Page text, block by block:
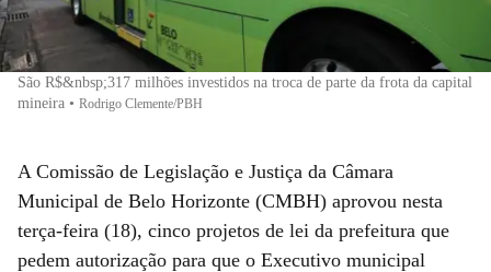
São R$&nbsp;317 milhões investidos na troca de parte da frota da capital
mineira • Rodrigo Clemente/PBH
A Comissão de Legislação e Justiça da Câmara
Municipal de Belo Horizonte (CMBH) aprovou nesta
terça-feira (18), cinco projetos de lei da prefeitura que
pedem autorização para que o Executivo municipal